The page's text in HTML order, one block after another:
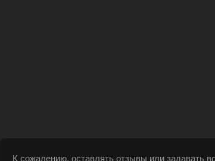
К сожалению, оставлять отзывы или задавать